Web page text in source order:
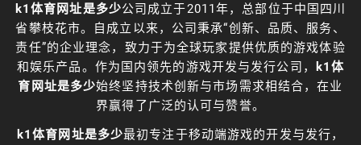
k1体育网址是多少公司成立于2011年，总部位于中国四川
省攀枝花市。自成立以来，公司秉承“创新、品质、服务、
责任”的企业理念，致力于为全球玩家提供优质的游戏体验
和娱乐产品。作为国内领先的游戏开发与发行公司，
k1体
育网址是多少始终坚持技术创新与市场需求相结合，在业
界赢得了广泛的认可与赞誉。
k1体育网址是多少最初专注于移动端游戏的开发与发行，